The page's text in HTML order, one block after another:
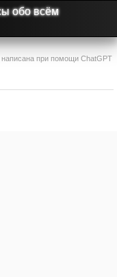
обо всём
при помощи ChatGPT